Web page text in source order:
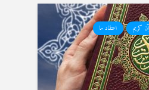
کریم
اعتقاد ما